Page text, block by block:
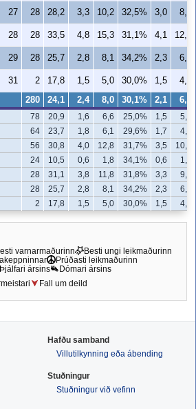
27 28 28,2 3,3 10,2 32,5% 3,0
8,6
28 28 33,5 4,8 15,3 31,1% 4,1
12,9
29 28 25,7 2,8 8,1 34,2% 2,3
6,0
31 2 17,8 1,5 5,0 30,0% 1,5 4,5
280 24,1 2,4 8,0 30,1% 2,1 6,5
78 20,9 1,6 6,6 25,0% 1,5
5,6
64 23,7 1,8 6,1 29,6% 1,7
4,9
56 30,8 4,0 12,8 31,7% 3,5
10,8
24 10,5 0,6 1,8 34,1% 0,6
1,6
28 31,1 3,8 11,8 31,8% 3,3
9,4
28 25,7 2,8 8,1 34,2% 2,3
6,0
2 17,8 1,5 5,0 30,0% 1,5 4,5
varnarmaðurinn
Besti ungi leikmaðurinn
Prúðasti leikmaðurinn
Þjálfari ársins
Dómari ársins
Fall um deild
Hafðu samband
Villutilkynning eða ábending
Stuðningur
Stuðningur við vefinn